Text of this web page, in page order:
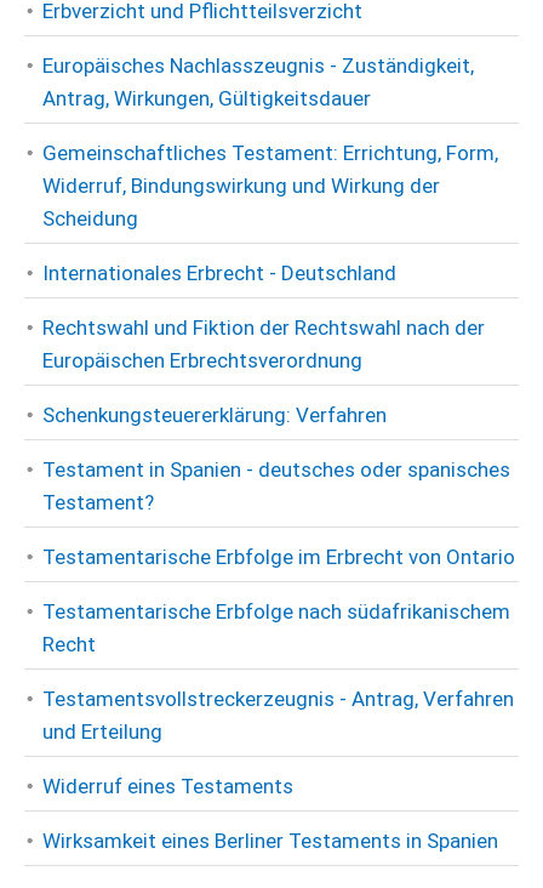
Erbverzicht und Pflichtteilsverzicht
Europäisches Nachlasszeugnis - Zuständigkeit,
Antrag, Wirkungen, Gültigkeitsdauer
Gemeinschaftliches Testament: Errichtung, Form,
Widerruf, Bindungswirkung und Wirkung der
Scheidung
Internationales Erbrecht - Deutschland
Rechtswahl und Fiktion der Rechtswahl nach der
Europäischen Erbrechtsverordnung
Schenkungsteuererklärung: Verfahren
Testament in Spanien - deutsches oder spanisches
Testament?
Testamentarische Erbfolge im Erbrecht von Ontario
Testamentarische Erbfolge nach südafrikanischem
Recht
Testamentsvollstreckerzeugnis - Antrag, Verfahren
und Erteilung
Widerruf eines Testaments
Wirksamkeit eines Berliner Testaments in Spanien